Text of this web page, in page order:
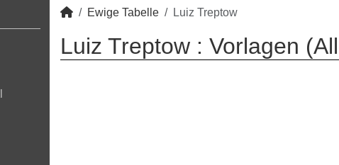
Ewige Tabelle Luiz Treptow
Luiz Treptow : Vorlagen